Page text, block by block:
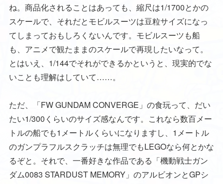
ね。商品化されることはあっても、縮尺は1/1700とかの
スケールで、それだとモビルスーツは豆粒サイズになっ
てしまっておもしろくないんです。モビルスーツも船
も、アニメで観たままのスケールで再現したいなって。
とはいえ、1/144でそれができるかというと、現実的でな
いことも理解はしていて……。
ただ、「FW GUNDAM CONVERGE」の食玩って、だい
たい1/300くらいのサイズ感なんです。これなら数百メー
トルの船でも1メートルくらいになりますし、1メートル
のガンプラフルスクラッチは無理でもLEGOなら何とかな
るぞと。それで、一番好きな作品である「機動戦士ガン
ダム0083 STARDUST MEMORY」のアルビオンとGPシ